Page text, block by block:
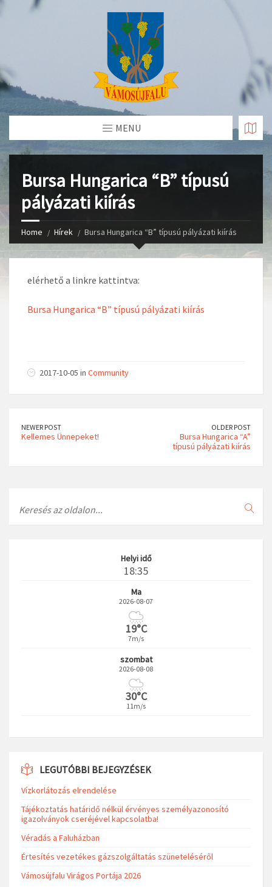
Skip
MENU
Bursa Hungarica “B” típusú
pályázati kiírás
Home Hírek Bursa Hungarica “B” típusú pályázati kiírás
elérhető a linkre kattintva:
Bursa Hungarica “B” típusú pályázati kiírás
2017-10-05 in Community
NEWER POST
Kellemes Ünnepeket!
OLDER POST
Bursa Hungarica “A”
típusú pályázati kiírás
Helyi idő
18:35
Ma
2026-08-07
19°C
7m/s
szombat
2026-08-08
30°C
11m/s
LEGUTÓBBI BEJEGYZÉSEK
Vízkorlátozás elrendelése
Tájékoztatás határidő nélkül érvényes személyazonosító
igazolványok cseréjével kapcsolatba!
Véradás a Faluházban
Értesítés vezetékes gázszolgáltatás szüneteléséről
Vámosújfalu Virágos Portája 2026